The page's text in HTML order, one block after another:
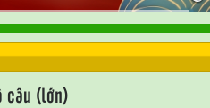
câu (lớn)